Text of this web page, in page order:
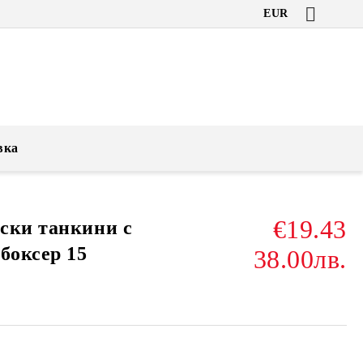
EUR
танкини с
15
€19.43
38.00лв.